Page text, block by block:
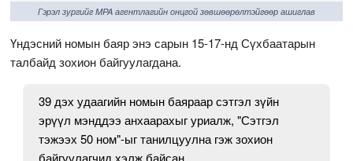
Гэрэл зургийг MPA агентлагийн онцгой зөвшөөрөлтэйгөөр ашиглав
Үндэсний номын баяр энэ сарын 15-17-нд Сүхбаатарын
талбайд зохион байгуулагдана.
39 дэх удаагийн номын баяраар сэтгэл зүйн
эрүүл мэнддээ анхаарахыг уриалж, "Сэтгэл
тэжээх 50 ном"-ыг танилцуулна гэж зохион
байгуулагчид хэлж байсан.